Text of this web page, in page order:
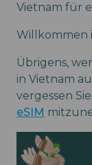
Vietnam für
Willkommen
Übrigens,
in Vietnam
vergessen
eSIM